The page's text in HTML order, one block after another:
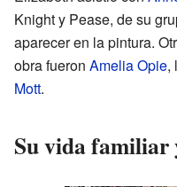
Knight y Pease, de su
aparecer en la pintura.
obra fueron Amelia Opie,
Mott.
Su vida familiar